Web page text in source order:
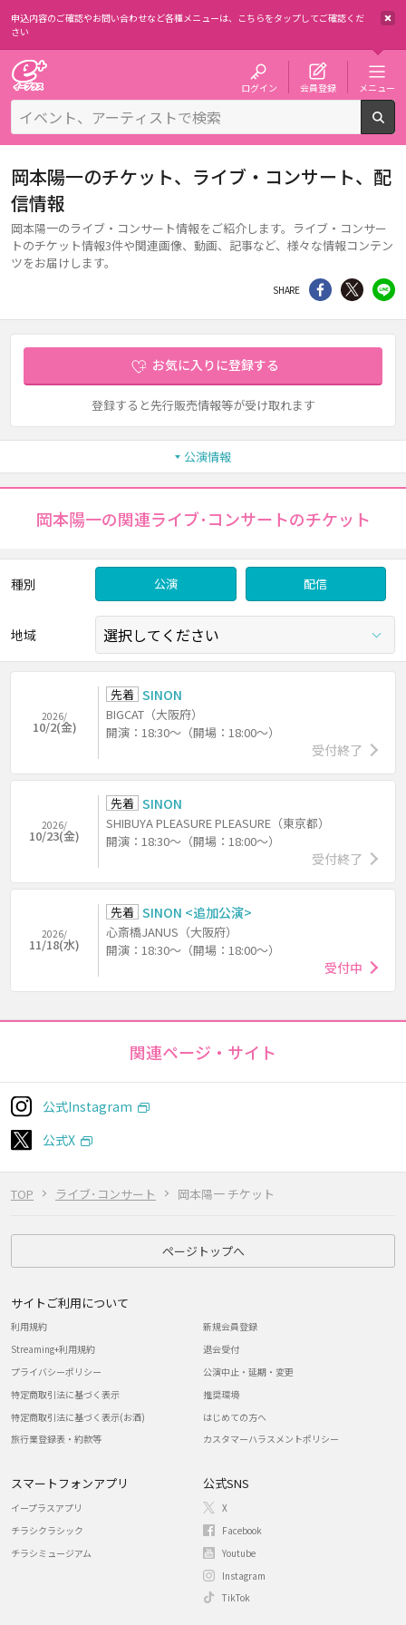
申込内容のご確認やお問い合わせなど各種メニューは、 こちらをタップしてご確認くだ
さい
ログイン 会員登録 メニュー
TOP ライブ･コンサート 岡本陽一 チケット
岡本陽一のチケット、ライブ・コンサート、配
信情報
岡本陽一のライブ・コンサート情報をご紹介します。ライブ・コンサー
トのチケット情報3件や関連画像、動画、記事など、様々な情報コンテン
ツをお届けします。
SHARE シェア Twitter
お気に入りに登録する
登録すると先行販売情報等が受け取れます
公演情報
岡本陽一の関連ライブ･コンサートのチケット
種別 公演 配信
地域
2026/
10/2(金)
先着 SINON
BIGCAT（大阪府）
開演：18:30～（開場：18:00～）
受付終了
2026/
10/23(金)
先着 SINON
SHIBUYA PLEASURE PLEASURE（東京都）
開演：18:30～（開場：18:00～）
受付終了
2026/
11/18(水)
先着 SINON <追加公演>
心斎橋JANUS（大阪府）
開演：18:30～（開場：18:00～）
受付中
関連ページ・サイト
公式Instagram
公式X
ページトップへ
サイトご利用について
利用規約
Streaming+利用規約
プライバシーポリシー
特定商取引法に基づく表示
特定商取引法に基づく表示(お酒)
旅行業登録表・約款等
新規会員登録
退会受付
公演中止・延期・変更
推奨環境
はじめての方へ
カスタマーハラスメントポリシー
スマートフォンアプリ
イープラスアプリ
チラシクラシック
チラシミュージアム
公式SNS
X
Facebook
Youtube
Instagram
TikTok